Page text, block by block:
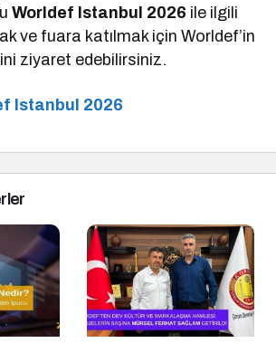
Worldef Istanbul 2026 ile ilgili
ve fuara katılmak için Worldef’in
ziyaret edebilirsiniz.
Istanbul 2026